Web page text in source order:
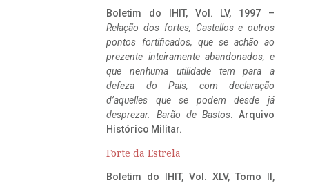
Boletim do IHIT, Vol. LV, 1997 –
Relação dos fortes, Castellos e outros
pontos fortificados, que se achão ao
prezente inteiramente abandonados, e
que nenhuma utilidade tem para a
defeza do Pais, com declaração
d’aquelles que se podem desde já
desprezar. Barão de Bastos. Arquivo
Histórico Militar.
Forte da Estrela
Boletim do IHIT, Vol. XLV, Tomo II,